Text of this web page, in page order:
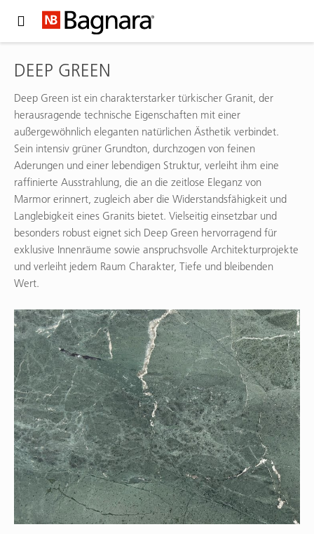
DEEP GREEN
Deep Green ist ein charakterstarker türkischer Granit, der
herausragende technische Eigenschaften mit einer
außergewöhnlich eleganten natürlichen Ästhetik verbindet.
Sein intensiv grüner Grundton, durchzogen von feinen
Aderungen und einer lebendigen Struktur, verleiht ihm eine
raffinierte Ausstrahlung, die an die zeitlose Eleganz von
Marmor erinnert, zugleich aber die Widerstandsfähigkeit und
Langlebigkeit eines Granits bietet. Vielseitig einsetzbar und
besonders robust eignet sich Deep Green hervorragend für
exklusive Innenräume sowie anspruchsvolle Architekturprojekte
und verleiht jedem Raum Charakter, Tiefe und bleibenden
Wert.